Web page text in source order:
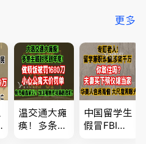
更多
温交通大瘫
痪！多条主
中国留学生
假冒FBI上